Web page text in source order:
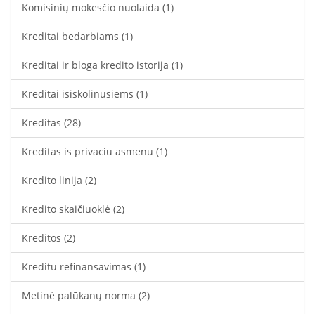
Komisinių mokesčio nuolaida (1)
Kreditai bedarbiams (1)
Kreditai ir bloga kredito istorija (1)
Kreditai isiskolinusiems (1)
Kreditas (28)
Kreditas is privaciu asmenu (1)
Kredito linija (2)
Kredito skaičiuoklė (2)
Kreditos (2)
Kreditu refinansavimas (1)
Metinė palūkanų norma (2)